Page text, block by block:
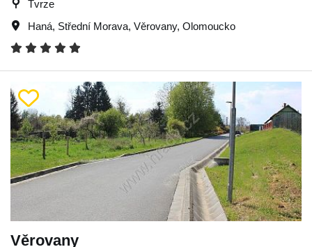
Tvrze
Haná, Střední Morava, Věrovany, Olomoucko
Věrovany